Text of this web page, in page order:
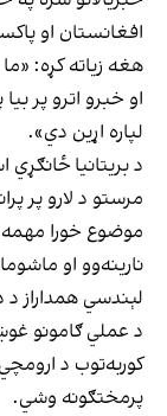
افغانستان او
هغه زیاته کړه:
او خبرو اترو پر
لپاره اړین دي».
د بریتانیا
مرستو د لارو پر
موضوع خورا مهمه
نارینه‌وو او
لېندسي همداراز د
د عملي ګامونو
کوربه‌توب د
پرمختګونه وشي.